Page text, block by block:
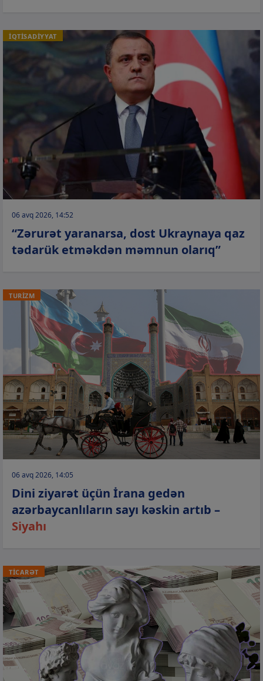
İQTİSADİYYAT
06 avq 2026, 14:52
“Zərurət yaranarsa, dost Ukraynaya qaz
tədarük etməkdən məmnun olarıq”
TURİZM
06 avq 2026, 14:05
Dini ziyarət üçün İrana gedən
azərbaycanlıların sayı kəskin artıb –
Siyahı
TİCARƏT